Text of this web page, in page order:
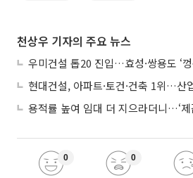
천상우 기자의 주요 뉴스
우미건설 톱20 진입…효성·쌍용도 ‘껑
0 0